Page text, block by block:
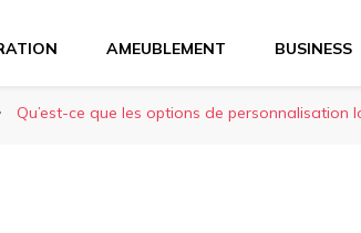
AMEUBLEMENT BUSINESS
Qu’est-ce que les options de personnalisation